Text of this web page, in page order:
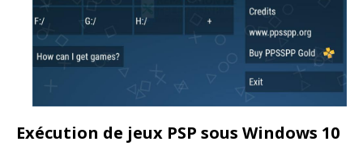
Exécution de jeux PSP sous Windows 10